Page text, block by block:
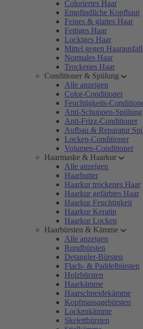
Coloriertes Haar
Empfindliche Kopfhaut
Feines & glattes Haar
Fettiges Haar
Lockiges Haar
Mittel gegen Haarausfall
Normales Haar
Trockenes Haar
Conditioner & Spülung
Alle anzeigen
Color-Conditioner
Feuchtigkeits-
Anti-Schuppen-Spülung
Anti-Frizz-Conditioner
Aufbau & Reparatur
Locken-Conditioner
Volumen-Conditioner
Haarmaske & Haarkur
Alle anzeigen
Haarbutter
Haarkur trockenes Haar
Haarkur gefärbtes Haar
Haarkur Feuchtigkeit
Haarkur Keratin
Haarkur Locken
Haarbürsten & Kämme
Alle anzeigen
Rundbürsten
Detangler-Bürsten
Flach- & Paddelbürsten
Holzbürsten
Haarkämme
Haarschneidekämme
Kopfmassagebürsten
Lockenkämme
Skelettbürsten